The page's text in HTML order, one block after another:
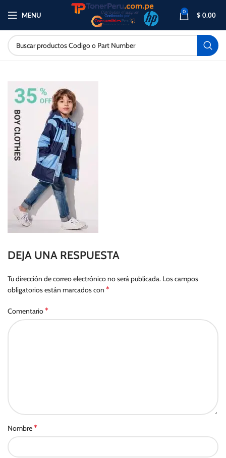
MENU 0 $ 0.00
DEJA UNA RESPUESTA
Tu dirección de correo electrónico no será publicada. Los campos
obligatorios están marcados con *
Comentario*
Nombre*